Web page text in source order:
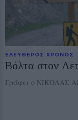
ΕΛΕΥΘΕΡΟΣ ΧΡΟΝΟΣ
Βόλτα στον
Γράφει ο ΝΙΚΟΛΑΣ